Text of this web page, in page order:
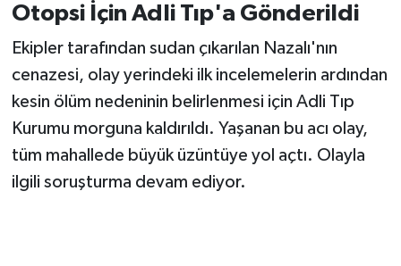
Otopsi İçin Adli Tıp'a Gönderildi
Ekipler tarafından sudan çıkarılan Nazalı'nın
cenazesi, olay yerindeki ilk incelemelerin ardından
kesin ölüm nedeninin belirlenmesi için Adli Tıp
Kurumu morguna kaldırıldı. Yaşanan bu acı olay,
tüm mahallede büyük üzüntüye yol açtı. Olayla
ilgili soruşturma devam ediyor.